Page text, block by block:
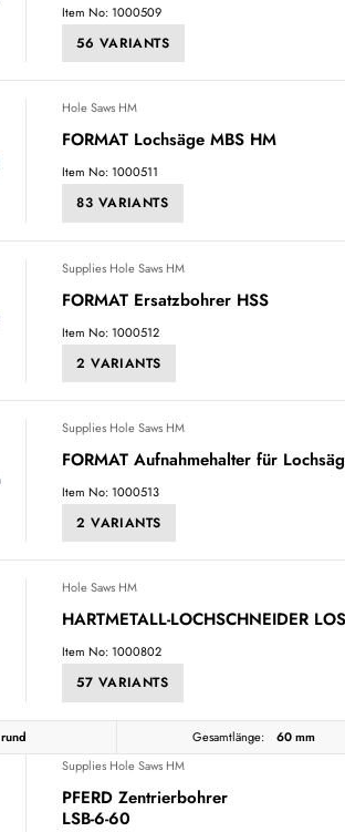
Item No: 1000509
56 VARIANTS
Hole Saws HM
FORMAT Lochsäge MBS HM
Item No: 1000511
83 VARIANTS
Supplies Hole Saws HM
FORMAT Ersatzbohrer HSS
Item No: 1000512
2 VARIANTS
Supplies Hole Saws HM
FORMAT Aufnahmehalter für
Item No: 1000513
2 VARIANTS
Hole Saws HM
HARTMETALL-LOCHSCHNEIDER
Item No: 1000802
57 VARIANTS
rund Gesamtlänge: 60 mm
Supplies Hole Saws HM
PFERD Zentrierbohrer
LSB-6-60